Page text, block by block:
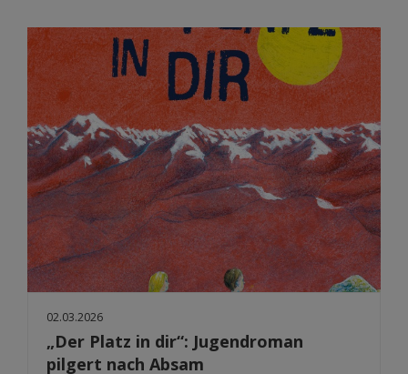
02.03.2026
„Der Platz in dir“: Jugendroman
pilgert nach Absam